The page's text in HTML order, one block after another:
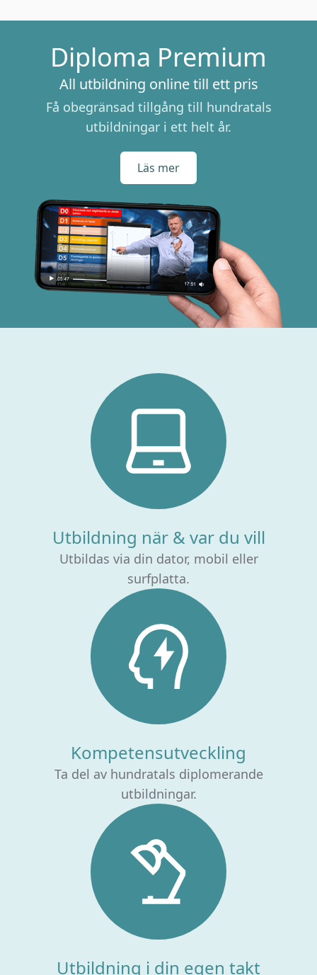
Diploma Premium
All utbildning online till ett pris
Få obegränsad tillgång till hundratals
utbildningar i ett helt år.
Läs mer
Utbildning när & var du vill
Utbildas via din dator, mobil eller
surfplatta.
Kompetensutveckling
Ta del av hundratals diplomerande
utbildningar.
Utbildning i din egen takt